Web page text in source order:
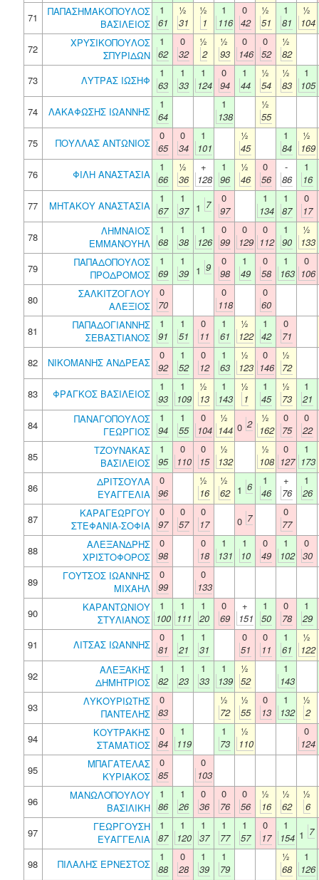
71
ΠΑΠΑΣΗΜΑΚΟΠΟΥΛΟΣ
ΒΑΣΙΛΕΙΟΣ
1
61
½
31
½
1
1
116
0
42
½
51
1
81
½
104
72
ΧΡΥΣΙΚΟΠΟΥΛΟΣ
ΣΠΥΡΙΔΩΝ
1
62
0
32
½
2
½
93
0
146
0
52
½
82
73
ΛΥΤΡΑΣ ΙΩΣΗΦ
1
63
1
33
1
124
0
94
1
44
½
54
½
83
1
105
74
ΛΑΚΑΦΩΣΗΣ ΙΩΑΝΝΗΣ
1
64
1
138
½
55
75
ΠΟΥΛΛΑΣ ΑΝΤΩΝΙΟΣ
0
65
0
34
1
101
½
45
1
84
½
169
76
ΦΙΛΗ ΑΝΑΣΤΑΣΙΑ
1
66
½
36
+
128
1
96
½
46
0
56
-
86
1
16
77
ΜΗΤΑΚΟΥ ΑΝΑΣΤΑΣΙΑ
1
67
1
37 1 7
0
97
1
134
1
87
0
17
78
ΛΗΜΝΑΙΟΣ
ΕΜΜΑΝΟΥΗΛ
1
68
1
38
1
126
0
99
0
129
0
112
1
90
½
133
79
ΠΑΠΑΔΟΠΟΥΛΟΣ
ΠΡΟΔΡΟΜΟΣ
1
69
1
39 1 9
0
98
1
49
0
58
1
163
0
106
80
ΣΑΛΚΙΤΖΟΓΛΟΥ
ΑΛΕΞΙΟΣ
0
70
0
118
0
60
81
ΠΑΠΑΔΟΓΙΑΝΝΗΣ
ΣΕΒΑΣΤΙΑΝΟΣ
1
91
1
51
0
11
1
61
½
122
1
42
0
71
82
ΝΙΚΟΜΑΝΗΣ ΑΝΔΡΕΑΣ
0
92
1
52
0
12
1
63
½
123
0
146
½
72
83
ΦΡΑΓΚΟΣ ΒΑΣΙΛΕΙΟΣ
1
93
1
109
½
13
1
143
½
1
1
45
½
73
1
21
84
ΠΑΝΑΓΟΠΟΥΛΟΣ
ΓΕΩΡΓΙΟΣ
1
94
1
55
0
104
½
144 0 2
½
162
0
75
0
22
85
ΤΖΟΥΝΑΚΑΣ
ΒΑΣΙΛΕΙΟΣ
1
95
0
110
0
15
½
132
½
108
0
127
1
173
86
ΔΡΙΤΣΟΥΛΑ
ΕΥΑΓΓΕΛΙΑ
0
96
½
16
½
62 1 6
1
46
+
76
1
26
87
ΚΑΡΑΓΕΩΡΓΟΥ
ΣΤΕΦΑΝΙΑ-ΣΟΦΙΑ
0
97
0
57
0
17
0 7
0
77
88
ΑΛΕΞΑΝΔΡΗΣ
ΧΡΙΣΤΟΦΟΡΟΣ
0
98
0
18
1
131
1
10
0
49
1
102
0
30
89
ΓΟΥΤΣΟΣ ΙΩΑΝΝΗΣ
ΜΙΧΑΗΛ
0
99
0
133
90
ΚΑΡΑΝΤΩΝΙΟΥ
ΣΤΥΛΙΑΝΟΣ
1
100
1
111
1
20
0
69
+
151
1
50
0
78
1
29
91
ΛΙΤΣΑΣ ΙΩΑΝΝΗΣ
0
81
1
21
1
31
0
51
0
11
1
61
½
122
92
ΑΛΕΞΑΚΗΣ
ΔΗΜΗΤΡΙΟΣ
1
82
1
23
1
33
1
139
½
52
1
143
93
ΛΥΚΟΥΡΙΩΤΗΣ
ΠΑΝΤΕΛΗΣ
0
83
½
72
½
55
0
13
1
132
½
2
94
ΚΟΥΤΡΑΚΗΣ
ΣΤΑΜΑΤΙΟΣ
0
84
1
119
1
73
½
110
0
124
95
ΜΠΑΓΑΤΕΛΑΣ
ΚΥΡΙΑΚΟΣ
0
85
0
103
96
ΜΑΝΩΛΟΠΟΥΛΟΥ
ΒΑΣΙΛΙΚΗ
1
86
1
26
0
36
0
76
0
56
½
16
½
62
½
6
97
ΓΕΩΡΓΟΥΣΗ
ΕΥΑΓΓΕΛΙΑ
1
87
1
120
1
37
1
77
1
57
0
17
1
154 1 7
98 ΠΙΛΑΛΗΣ ΕΡΝΕΣΤΟΣ
1
88
0
28
1
39
1
79
½
68
1
126